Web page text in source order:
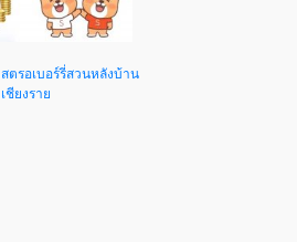
สตรอเบอร์รี่สวนหลังบ้าน
เชียงราย